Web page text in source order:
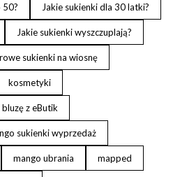
50? Jakie sukienki dla 30 latki?
Jakie sukienki wyszczuplają?
sukienki na wiosnę
kosmetyki
z eButik
sukienki wyprzedaż
mango ubrania mapped